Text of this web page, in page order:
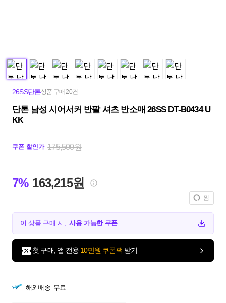
26SS단톤상품 구매 20건
단톤 남성 시어서커 반팔 셔츠 반소매 26SS DT-B0434 U
KK
쿠폰 할인가 175,500원
7% 163,215원
찜
이 상품 구매 시,사용 가능한 쿠폰
첫 구매, 앱 전용 10만원 쿠폰팩 받기
해외배송 무료